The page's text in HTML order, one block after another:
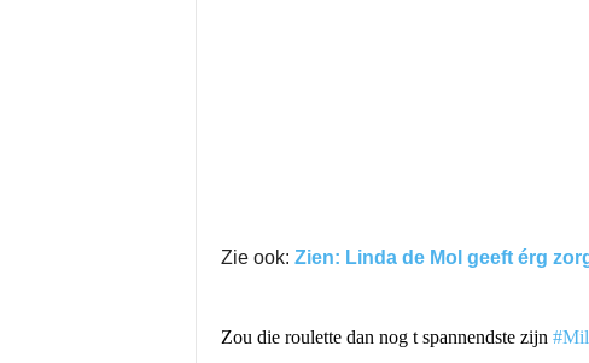
Zie ook: Zien: Linda de Mol geeft érg
Zou die roulette dan nog t spannendste zijn